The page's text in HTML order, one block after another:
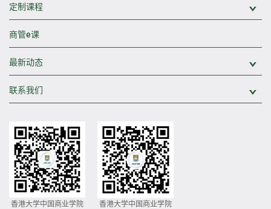
定制课程
商管e课
最新动态
联系我们
香港大学中国商业学院 香港大学中国商业学院